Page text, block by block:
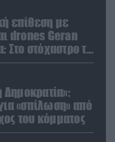
επίθεση με
drones Geran
Στο στόχαστρο το
Flamingo
Δημοκρατία»:
«σπίλωση» από
του κόμματος